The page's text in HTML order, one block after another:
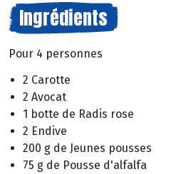
Ingrédients
Pour 4 personnes
2 Carotte
2 Avocat
1 botte de Radis rose
2 Endive
200 g de Jeunes pousses
75 g de Pousse d'alfalfa